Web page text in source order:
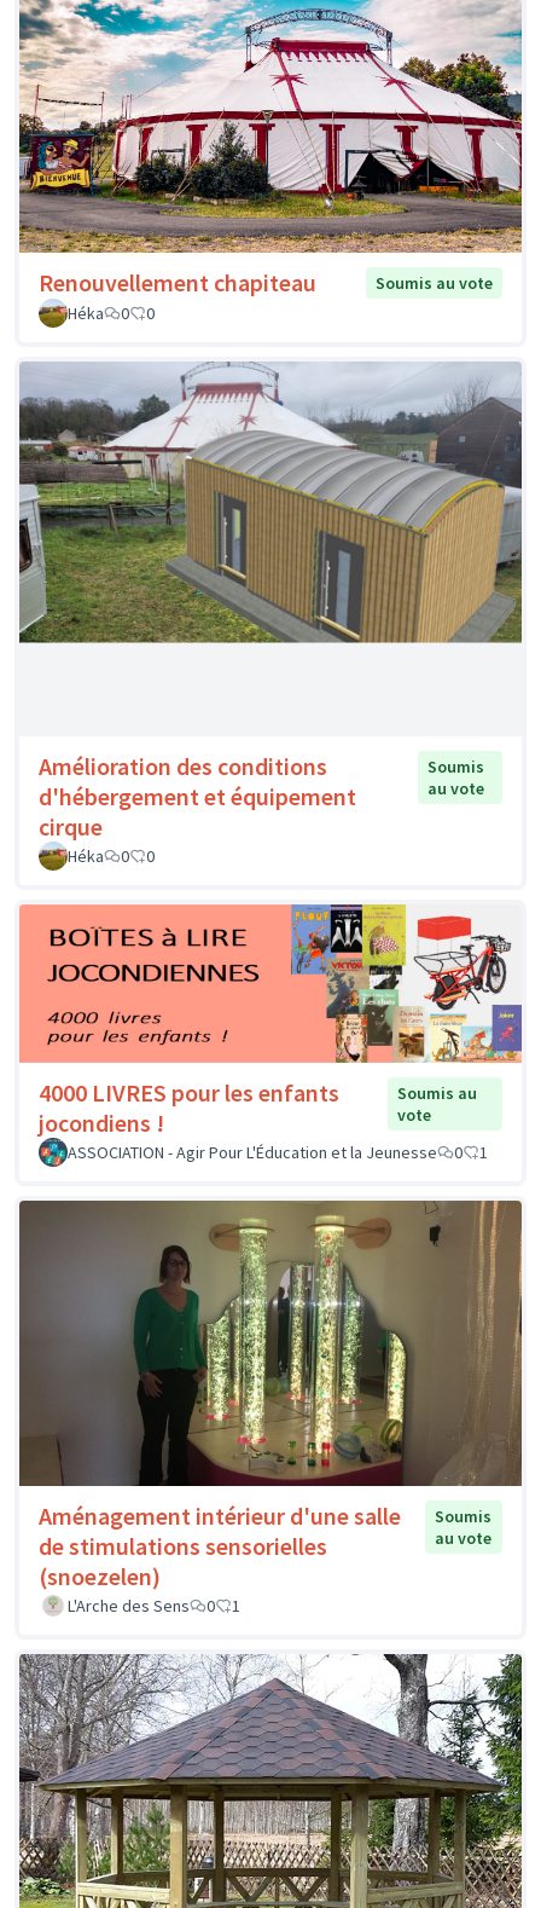
Renouvellement chapiteau
Soumis au vote
Héka
0 0
Amélioration des conditions
d'hébergement et équipement
cirque
Soumis
au vote
Héka 0 0
4000 LIVRES pour les enfants
jocondiens !
Soumis au
vote
ASSOCIATION - Agir Pour L'Éducation et la Jeunesse
0 1
Aménagement intérieur d'une salle
de stimulations sensorielles
(snoezelen)
Soumis
au vote
L'Arche des Sens 0 1